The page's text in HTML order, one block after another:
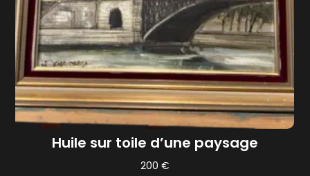
Huile sur toile d’une paysage
200 €